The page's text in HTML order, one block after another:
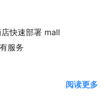
快速部署 mall
服务
阅读更多